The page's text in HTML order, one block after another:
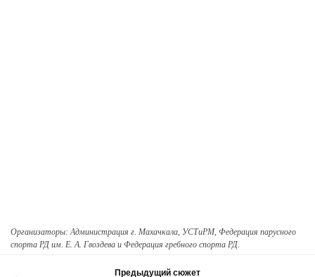
Организаторы: Администрация г. Махачкала, УСТиРМ, Федерация парусного
спорта РД им. Е. А. Гвоздева и Федерация гребного спорта РД.
Предыдущий сюжет